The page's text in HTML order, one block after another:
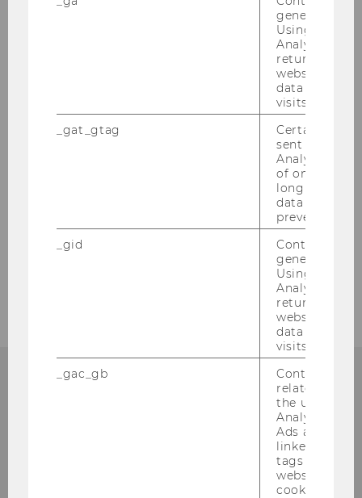
Downloads
generated
Using this
Analytics can
returning
website and
data from
visits.
_gat_gtag
Certain data
sent to
Analytics a
of once per
long as it is
data
prevented.
_gid
Contains a
generated
Using this
Analytics can
returning
website and
data from
visits.
_gac_gb
Contains
related
the user. If
Analytics and
Ads accounts
linked, the
tags on the
website read
cookie.